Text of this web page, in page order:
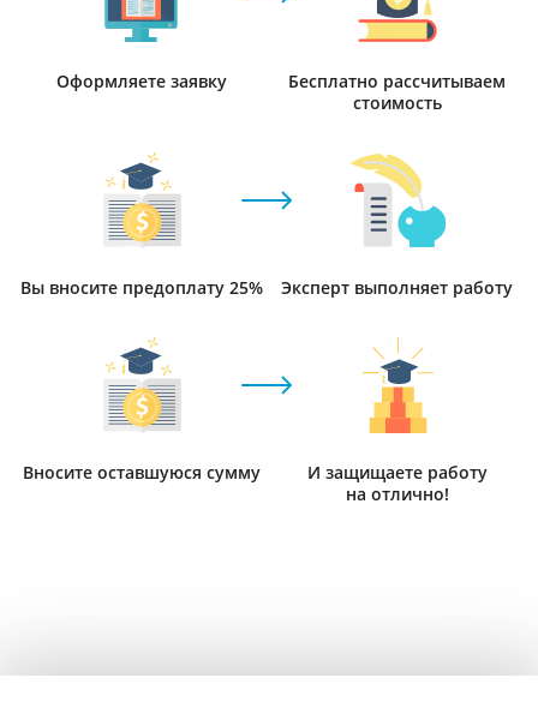
Оформляете заявку
Бесплатно рассчитываем
стоимость
Вы вносите предоплату 25% Эксперт выполняет работу
Вносите оставшуюся сумму
И защищаете работу
на отлично!